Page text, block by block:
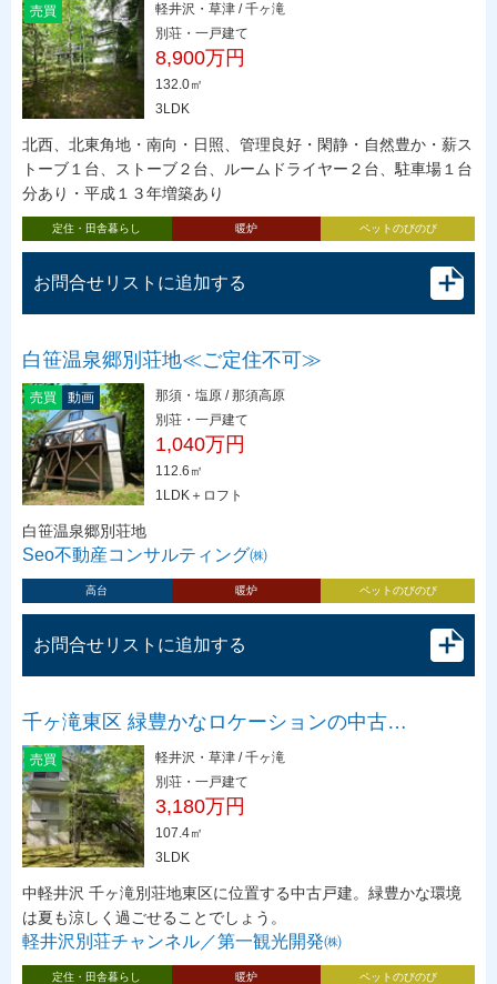
売買
軽井沢・草津 / 千ヶ滝
別荘・一戸建て
8,900万円
132.0㎡
3LDK
北西、北東角地・南向・日照、管理良好・閑静・自然豊か・薪ス
トーブ１台、ストーブ２台、ルームドライヤー２台、駐車場１台
分あり・平成１３年増築あり
定住・田舎暮らし 暖炉 ペットのびのび
お問合せリストに追加する
白笹温泉郷別荘地≪ご定住不可≫
売買 動画
那須・塩原 / 那須高原
別荘・一戸建て
1,040万円
112.6㎡
1LDK＋ロフト
白笹温泉郷別荘地
Seo不動産コンサルティング㈱
高台 暖炉 ペットのびのび
お問合せリストに追加する
千ヶ滝東区 緑豊かなロケーションの中古…
売買
軽井沢・草津 / 千ヶ滝
別荘・一戸建て
3,180万円
107.4㎡
3LDK
中軽井沢 千ヶ滝別荘地東区に位置する中古戸建。緑豊かな環境
は夏も涼しく過ごせることでしょう。
軽井沢別荘チャンネル／第一観光開発㈱
定住・田舎暮らし 暖炉 ペットのびのび